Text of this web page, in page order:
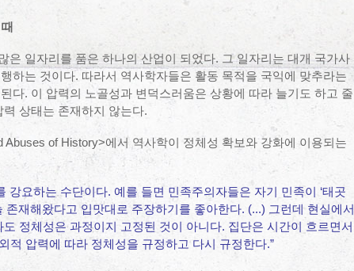
은 일자리를 품은 하나의 산업이 되었다. 그 일자리는 대개 국가사
하는 것이다. 따라서 역사학자들은 활동 목적을 국익에 맞추라는
다. 이 압력의 노골성과 변덕스러움은 상황에 따라 늘기도 하고 줄
상태는 존재하지 않는다.
Abuses of History>에서 역사학이 정체성 확보와 강화에 이용되는
강요하는 수단이다. 예를 들면 민족주의자들은 자기 민족이 ‘태곳
존재해왔다고 입맛대로 주장하기를 좋아한다. (...) 그런데 현실에서
정체성은 과정이지 고정된 것이 아니다. 집단은 시간이 흐르면서
적 압력에 따라 정체성을 규정하고 다시 규정한다.”